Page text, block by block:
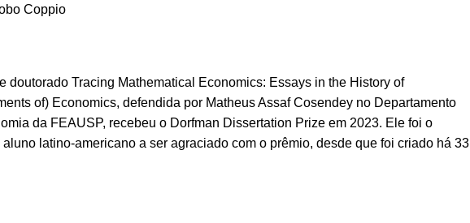
Coppio
doutorado Tracing Mathematical Economics: Essays in the History of
of) Economics, defendida por Matheus Assaf Cosendey no Departamento
da FEAUSP, recebeu o Dorfman Dissertation Prize em 2023. Ele foi o
aluno latino-americano a ser agraciado com o prêmio, desde que foi criado há 33